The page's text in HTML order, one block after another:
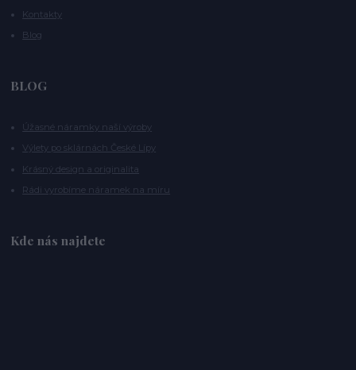
Kontakty
Blog
BLOG
Úžasné náramky naší výroby
Výlety po sklárnách České Lípy
Krásný design a originalita
Rádi vyrobíme náramek na míru
Kde nás najdete